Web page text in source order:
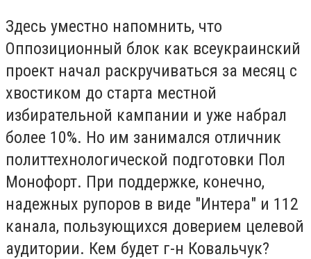
Здесь уместно напомнить, что
Оппозиционный блок как всеукраинский
проект начал раскручиваться за месяц с
хвостиком до старта местной
избирательной кампании и уже набрал
более 10%. Но им занимался отличник
политтехнологической подготовки Пол
Монофорт. При поддержке, конечно,
надежных рупоров в виде "Интера" и 112
канала, пользующихся доверием целевой
аудитории. Кем будет г-н Ковальчук?